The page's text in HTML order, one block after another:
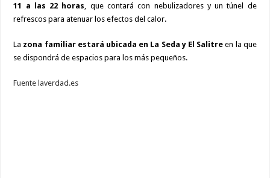
11 a las 22 horas , que contará con nebulizadores y un túnel de
refrescos para atenuar los efectos del calor.
La zona familiar estará ubicada en La Seda y El Salitre en la que
se dispondrá de espacios para los más pequeños.
Fuente laverdad.es